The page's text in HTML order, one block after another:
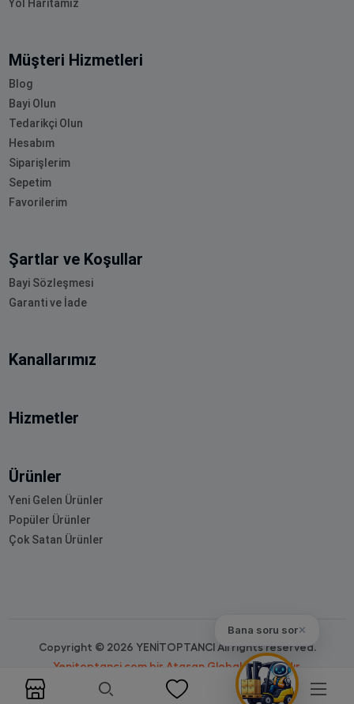
Bana soru sor✕
Yol Haritamız
Müşteri Hizmetleri
Blog
Bayi Olun
Tedarikçi Olun
Hesabım
Siparişlerim
Sepetim
Favorilerim
Şartlar ve Koşullar
Bayi Sözleşmesi
Garanti ve İade
Kanallarımız
Hizmetler
Ürünler
Yeni Gelen Ürünler
Popüler Ürünler
Çok Satan Ürünler
Copyright © 2026 YENİTOPTANCI All rights reserved.
Yenitoptanci.com bir Atasan Global markasıdır.